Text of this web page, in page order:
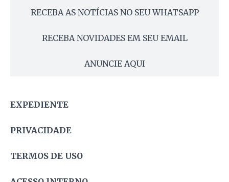
RECEBA AS NOTÍCIAS NO SEU WHATSAPP
RECEBA NOVIDADES EM SEU EMAIL
ANUNCIE AQUI
EXPEDIENTE
PRIVACIDADE
TERMOS DE USO